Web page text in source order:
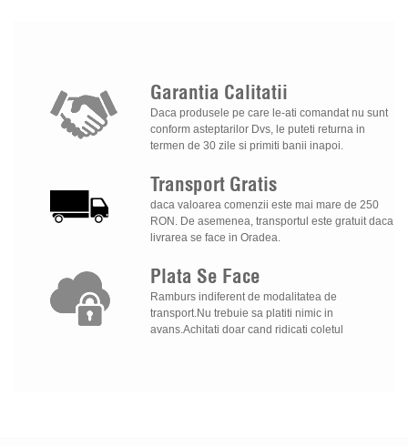
Garantia Calitatii
Daca produsele pe care le-ati comandat nu sunt
conform asteptarilor Dvs, le puteti returna in
termen de 30 zile si primiti banii inapoi.
Transport Gratis
daca valoarea comenzii este mai mare de 250
RON. De asemenea, transportul este gratuit daca
livrarea se face in Oradea.
Plata Se Face
Ramburs indiferent de modalitatea de
transport.Nu trebuie sa platiti nimic in
avans.Achitati doar cand ridicati coletul